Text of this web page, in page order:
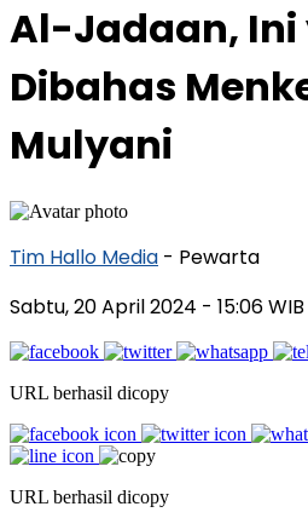
Al-Jadaan, Ini
Dibahas
Mulyani
Tim Hallo Media - Pewarta
Sabtu, 20 April 2024 - 15:06 WIB
URL berhasil dicopy
URL berhasil dicopy